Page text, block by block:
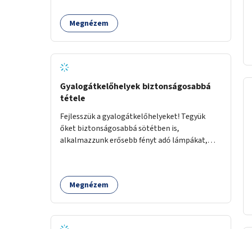
különösen a veszélyesebb kereszteződésekben,
vagy akár egyes egyirányú utcák megnyitását
Megnézem
Gyalogátkelőhelyek biztonságosabbá
tétele
Fejlesszük a gyalogátkelőhelyeket! Tegyük
őket biztonságosabbá sötétben is,
alkalmazzunk erősebb fényt adó lámpákat,
számára.
Megnézem